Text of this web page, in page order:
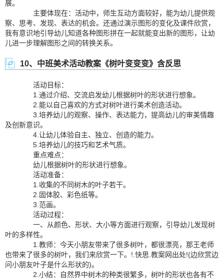
展。
主要体现在：活动中，师生互动方面较好，能为幼儿提供观
察、思考、发现、表达的机会。还通过演示图形的变化及课件欣赏，
我有意识地引导幼儿知道各种图形拼在一起就能变出新的图形，让幼
儿进一步理解图形之间的转换关系。
10、中班美术活动教案《树叶变变变》含反思
活动目标：
1.通过介绍、交流启发幼儿根据树叶的形状进行想象。
2.能以自己喜欢的方式对树叶进行美术创造活动。
3.培养幼儿的观察、操作、表达能力，提高幼儿的审美情趣
及创新意识。
4.让幼儿体验自主、独立、创造的能力。
5.培养幼儿的技巧和艺术气质。
重点难点：
幼儿根据树叶的形状进行想象。
活动准备：
1.收集的不同树木的叶子若干。
2.固体胶、彩色纸等。
3.范画。
活动过程：
一、从颜色、形状、大小等方面进行观察，引导幼儿发现树
叶的多样性。
1.教师：今天小朋友带来了很多树叶，都很漂亮，那王老师
也带来了很多的树叶，我们来欣赏一下。!.快思.教案网出处!(边欣赏边
问小朋友叶子是什么形状的)。
2.小结：自然界中树木的种类很繁多，树叶的形状也各有不